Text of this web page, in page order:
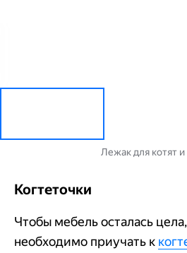
Лежак для котят
Когтеточки
Чтобы мебель осталась
необходимо приучать к